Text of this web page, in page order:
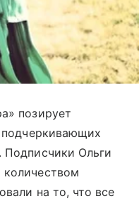
позирует
подчеркивающих
Подписчики Ольги
на то, что все